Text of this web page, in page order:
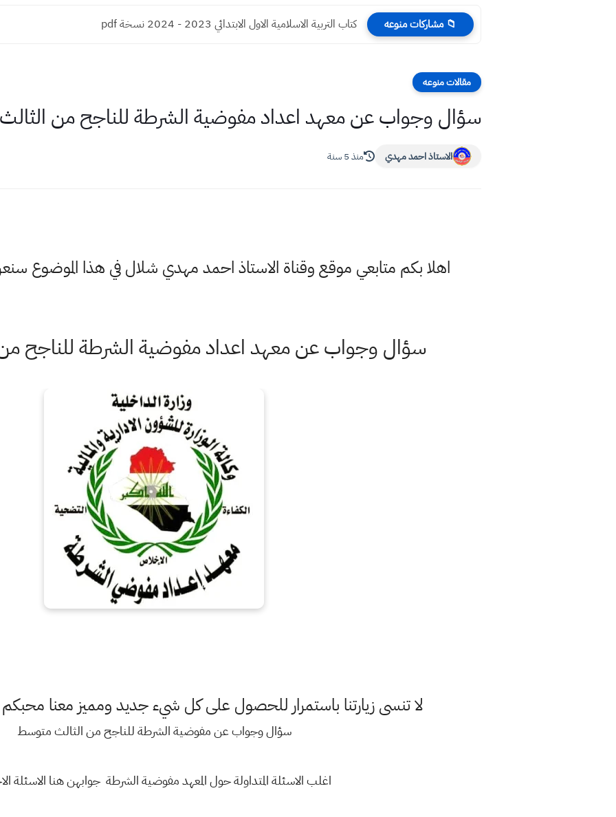
📁 مشاركات منوعه كتاب التربية الاسلامية الاول الابتدائي 2023 - 2024 نسخة pdf
مقالات منوعه
سؤال وجواب عن معهد اعداد مفوضية الشرطة للناجح من
الاستاذ احمد مهدي منذ 5 سنة
اهلا بكم متابعي موقع وقناة الاستاذ احمد مهدي شلال في هذا الموضوع
سؤال وجواب عن معهد اعداد مفوضية الشرطة للناجح
لا تنسى زيارتنا باستمرار للحصول على كل شيء جديد ومميز معنا
سؤال وجواب عن مفوضية الشرطة للناجح من الثالث متوسط
اغلب الاسئلة المتداولة حول المعهد مفوضية الشرطة جوابهن هنا الاسئلة